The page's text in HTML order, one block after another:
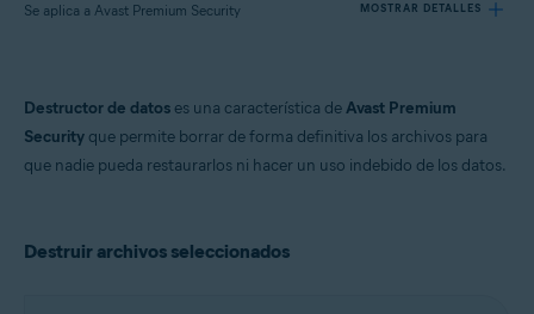
Se aplica a Avast Premium Security MOSTRAR DETALLES
Productos:
Avast Premium Security 24.x
Microsoft Windows 8.1/Pro/Enterprise - 32 o 64 bits
Destructor de datos es una característica deAvast Premium
Security que permite borrar de forma definitiva los archivos para
que nadie pueda restaurarlos ni hacer un uso indebido de los datos.
Destruir archivos seleccionados